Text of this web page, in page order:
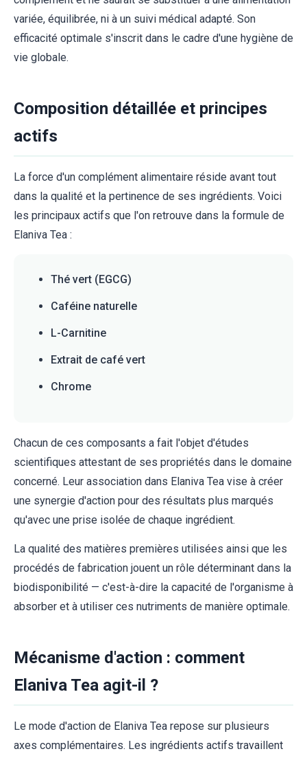
variée, équilibrée, ni à un suivi médical adapté. Son
efficacité optimale s'inscrit dans le cadre d'une hygiène de
vie globale.
Composition détaillée et principes
actifs
La force d'un complément alimentaire réside avant tout
dans la qualité et la pertinence de ses ingrédients. Voici
les principaux actifs que l'on retrouve dans la formule de
Elaniva Tea :
Thé vert (EGCG)
Caféine naturelle
L-Carnitine
Extrait de café vert
Chrome
Chacun de ces composants a fait l'objet d'études
scientifiques attestant de ses propriétés dans le domaine
concerné. Leur association dans Elaniva Tea vise à créer
une synergie d'action pour des résultats plus marqués
qu'avec une prise isolée de chaque ingrédient.
La qualité des matières premières utilisées ainsi que les
procédés de fabrication jouent un rôle déterminant dans la
biodisponibilité — c'est-à-dire la capacité de l'organisme à
absorber et à utiliser ces nutriments de manière optimale.
Mécanisme d'action : comment
Elaniva Tea agit-il ?
Le mode d'action de Elaniva Tea repose sur plusieurs
axes complémentaires. Les ingrédients actifs travaillent